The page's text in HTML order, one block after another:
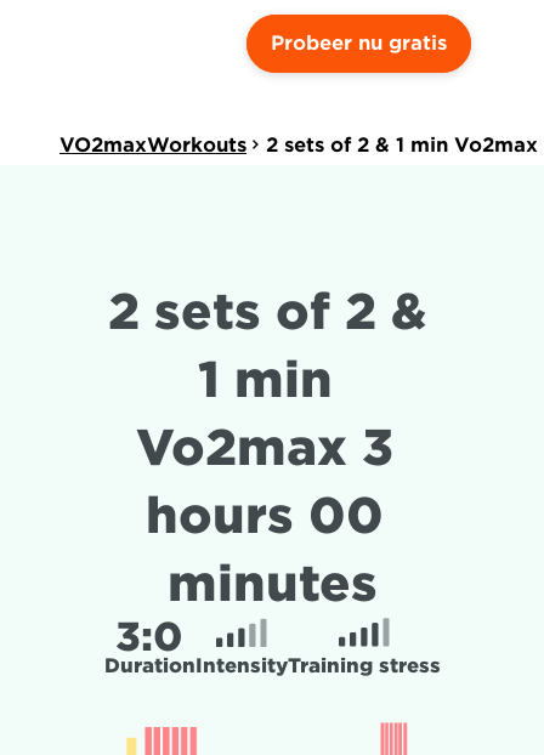
Probeer nu gratis
VO2maxWorkouts 2 sets of 2 & 1 min
2 sets of 2 &
1 min
Vo2max 3
hours 00
minutes
3:0
DurationIntensityTraining stress